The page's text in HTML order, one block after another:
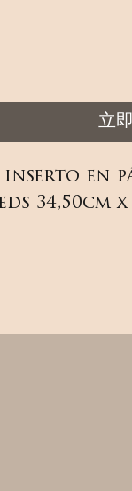
立
inserto en
34,50cm x